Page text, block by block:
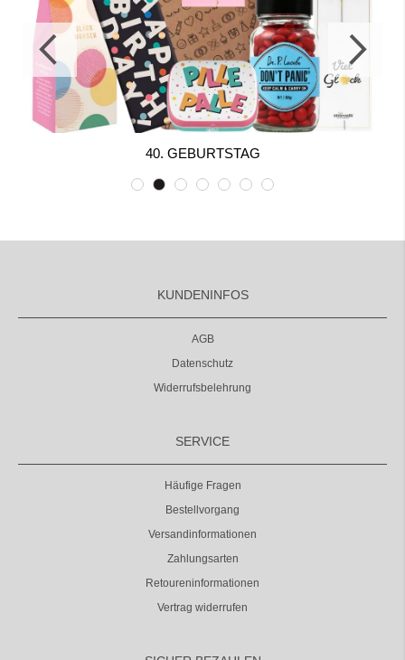
40. GEBURTSTAG
KUNDENINFOS
AGB
Datenschutz
Widerrufsbelehrung
SERVICE
Häufige Fragen
Bestellvorgang
Versandinformationen
Zahlungsarten
Retoureninformationen
Vertrag widerrufen